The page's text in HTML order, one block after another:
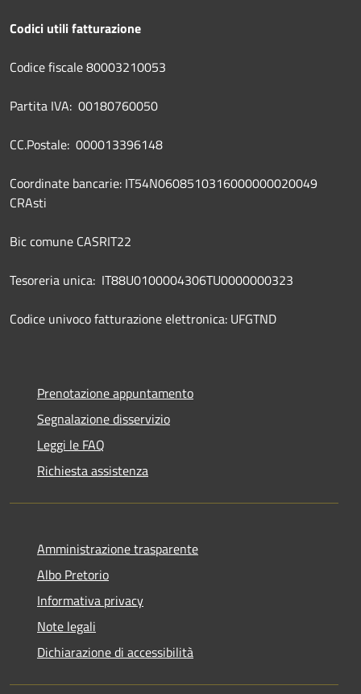
Codici utili fatturazione
Codice fiscale 80003210053
Partita IVA: 00180760050
CC.Postale: 000013396148
Coordinate bancarie: IT54N0608510316000000020049
CRAsti
Bic comune CASRIT22
Tesoreria unica: IT88U0100004306TU0000000323
Codice univoco fatturazione elettronica: UFGTND
Prenotazione appuntamento
Segnalazione disservizio
Leggi le FAQ
Richiesta assistenza
Amministrazione trasparente
Albo Pretorio
Informativa privacy
Note legali
Dichiarazione di accessibilità